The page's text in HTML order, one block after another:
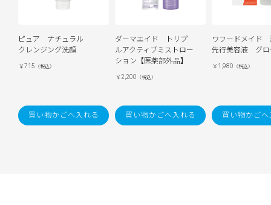
ピュア ナチュラル
クレンジング洗顔
￥715 （税込）
買い物かごへ入れる
ダーマエイド トリプ
ルアクティブミストロー
ション【医薬部外品】
￥2,200 （税込）
買い物かごへ入れる
ワフードメイド
先行美容液 グロ
￥1,980 （税込）
買い物かごへ